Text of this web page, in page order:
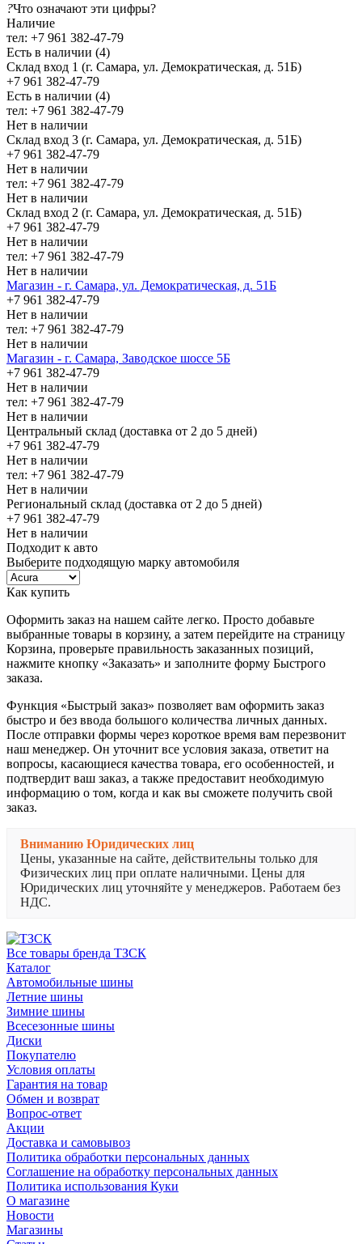
?Что означают эти цифры?
Наличие
тел: +7 961 382-47-79
Есть в наличии (4)
Склад вход 1 (г. Самара, ул. Демократическая, д. 51Б)
+7 961 382-47-79
Есть в наличии (4)
тел: +7 961 382-47-79
Нет в наличии
Склад вход 3 (г. Самара, ул. Демократическая, д. 51Б)
+7 961 382-47-79
Нет в наличии
тел: +7 961 382-47-79
Нет в наличии
Склад вход 2 (г. Самара, ул. Демократическая, д. 51Б)
+7 961 382-47-79
Нет в наличии
тел: +7 961 382-47-79
Нет в наличии
Магазин - г. Самара, ул. Демократическая, д. 51Б
+7 961 382-47-79
Нет в наличии
тел: +7 961 382-47-79
Нет в наличии
Магазин - г. Самара, Заводское шоссе 5Б
+7 961 382-47-79
Нет в наличии
тел: +7 961 382-47-79
Нет в наличии
Центральный склад (доставка от 2 до 5 дней)
+7 961 382-47-79
Нет в наличии
тел: +7 961 382-47-79
Нет в наличии
Региональный склад (доставка от 2 до 5 дней)
+7 961 382-47-79
Нет в наличии
Подходит к авто
Выберите подходящую марку автомобиля
Как купить
Оформить заказ на нашем сайте легко. Просто добавьте
выбранные товары в корзину, а затем перейдите на страницу
Корзина, проверьте правильность заказанных позиций,
нажмите кнопку «Заказать» и заполните форму Быстрого
заказа.
Функция «Быстрый заказ» позволяет вам оформить заказ
быстро и без ввода большого количества личных данных.
После отправки формы через короткое время вам перезвонит
наш менеджер. Он уточнит все условия заказа, ответит на
вопросы, касающиеся качества товара, его особенностей, и
подтвердит ваш заказ, а также предоставит необходимую
информацию о том, когда и как вы сможете получить свой
заказ.
Вниманию Юридических лиц
Цены, указанные на сайте, действительны только для
Физических лиц при оплате наличными. Цены для
Юридических лиц уточняйте у менеджеров. Работаем без
НДС.
Все товары бренда ТЗСК
Каталог
Автомобильные шины
Летние шины
Зимние шины
Всесезонные шины
Диски
Покупателю
Условия оплаты
Гарантия на товар
Обмен и возврат
Вопрос-ответ
Акции
Доставка и самовывоз
Политика обработки персональных данных
Соглашение на обработку персональных данных
Политика использования Куки
О магазине
Новости
Магазины